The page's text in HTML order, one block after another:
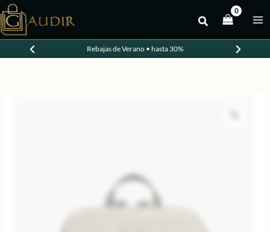
al
contenido
Rebajas de Verano • hasta 30%
-20%